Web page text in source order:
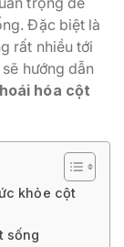
Đặc biệt là
rất nhiều tới
sẽ hướng dẫn
hóa cột
khỏe cột
sống